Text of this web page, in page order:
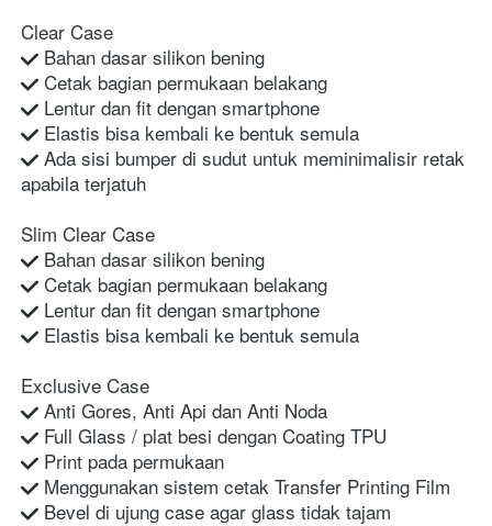
Clear Case
Bahan dasar silikon bening
Cetak bagian permukaan belakang
Lentur dan fit dengan smartphone
Elastis bisa kembali ke bentuk semula
Ada sisi bumper di sudut untuk meminimalisir retak
apabila terjatuh
Slim Clear Case
Bahan dasar silikon bening
Cetak bagian permukaan belakang
Lentur dan fit dengan smartphone
Elastis bisa kembali ke bentuk semula
Exclusive Case
Anti Gores, Anti Api dan Anti Noda
Full Glass / plat besi dengan Coating TPU
Print pada permukaan
Menggunakan sistem cetak Transfer Printing Film
Bevel di ujung case agar glass tidak tajam